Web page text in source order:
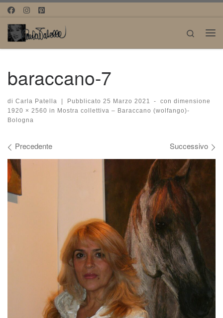
Passa al contenuto
Search
baraccano-7
di Carla Patella Pubblicato 25 Marzo 2021 -
con dimensione
1920 × 2560 in Mostra collettiva – Baraccano (wolfango)-
Bologna
Navigazione immagini
Precedente Successivo